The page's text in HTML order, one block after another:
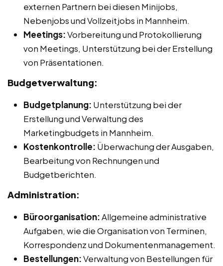
externen Partnern bei diesen Minijobs,
Nebenjobs und Vollzeitjobs in Mannheim.
Meetings:Vorbereitung und Protokollierung
von Meetings, Unterstützung bei der Erstellung
von Präsentationen.
Budgetverwaltung:
Budgetplanung: Unterstützung bei der
Erstellung und Verwaltung des
Marketingbudgets in Mannheim.
Kostenkontrolle: Überwachung der Ausgaben,
Bearbeitung von Rechnungen und
Budgetberichten.
Administration:
Büroorganisation:Allgemeine administrative
Aufgaben, wie die Organisation von Terminen,
Korrespondenz und Dokumentenmanagement.
Bestellungen:Verwaltung von Bestellungen für